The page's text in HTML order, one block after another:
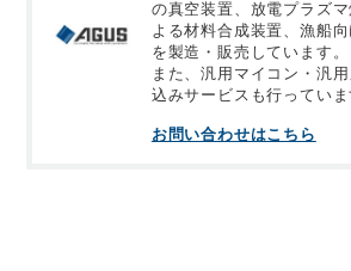
の真空装置、放電プラズ
よる材料合成装置、漁船
を製造・販売しています。
また、汎用マイコン・汎
込みサービスも行っていま
お問い合わせはこちら